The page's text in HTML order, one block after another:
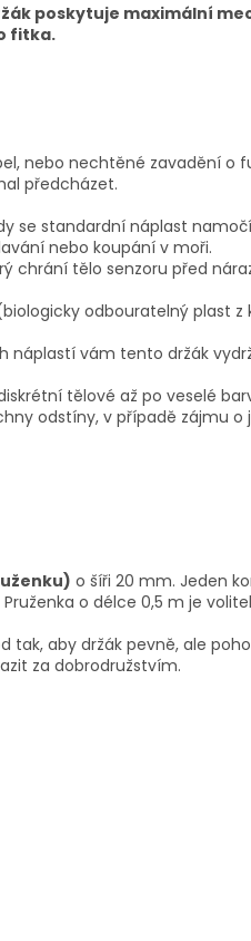
poskytuje maximální
fitka.
nebo nechtěné zavadění o
předcházet.
se standardní náplast
nebo koupání v moři.
chrání tělo senzoru před
odbouratelný plast z
náplastí vám tento držák
tělové až po veselé
odstíny, v případě zájmu o
o šíři 20 mm. Jeden
o délce 0,5 m je
tak, aby držák pevně, ale
za dobrodružstvím.